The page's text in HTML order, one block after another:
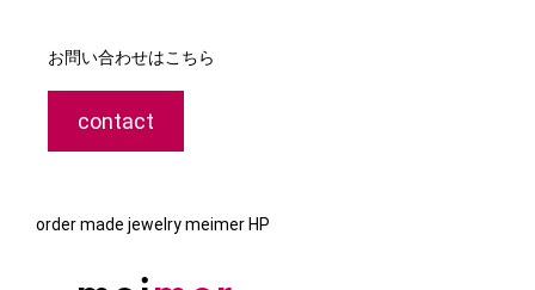
お問い合わせはこちら
contact
order made jewelry meimer HP